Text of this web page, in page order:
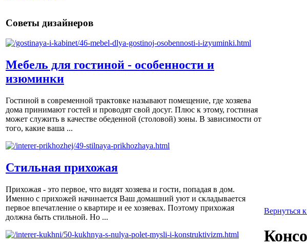
Советы дизайнеров
Мебель для гостиной - особенности и
изюминки
Гостиной в современной трактовке называют помещение, где хозяева
дома принимают гостей и проводят свой досуг. Плюс к этому, гостиная
может служить в качестве обеденной (столовой) зоны. В зависимости от
того, какие ваша ...
Стильная прихожая
Прихожая - это первое, что видят хозяева и гости, попадая в дом.
Именно с прихожей начинается Ваш домашний уют и складывается
первое впечатление о квартире и ее хозяевах. Поэтому прихожая
должна быть стильной. Но ...
Вернуться